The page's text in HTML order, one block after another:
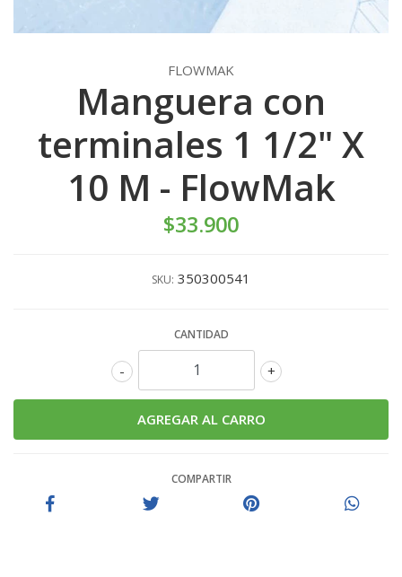
FLOWMAK
Manguera con
terminales 1 1/2" X
10 M - FlowMak
$33.900
SKU: 350300541
CANTIDAD
+
-
COMPARTIR